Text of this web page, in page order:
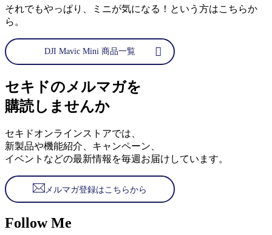
それでもやっぱり、ミニが気になる！という方はこちらか
ら。
DJI Mavic Mini 商品一覧
セキドのメルマガを
購読しませんか
セキドオンラインストアでは、
新製品や機能紹介、キャンペーン、
イベントなどの最新情報を毎週お届けしています。
メルマガ登録はこちらから
Follow Me